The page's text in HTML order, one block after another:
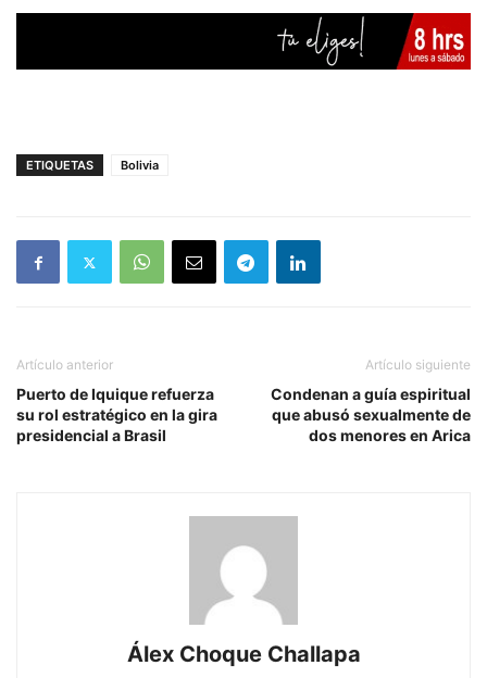
ETIQUETAS Bolivia
Artículo anterior
Puerto de Iquique refuerza
su rol estratégico en la gira
presidencial a Brasil
Artículo siguiente
Condenan a guía espiritual
que abusó sexualmente de
dos menores en Arica
Álex Choque Challapa